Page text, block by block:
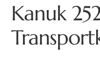
Kanuk